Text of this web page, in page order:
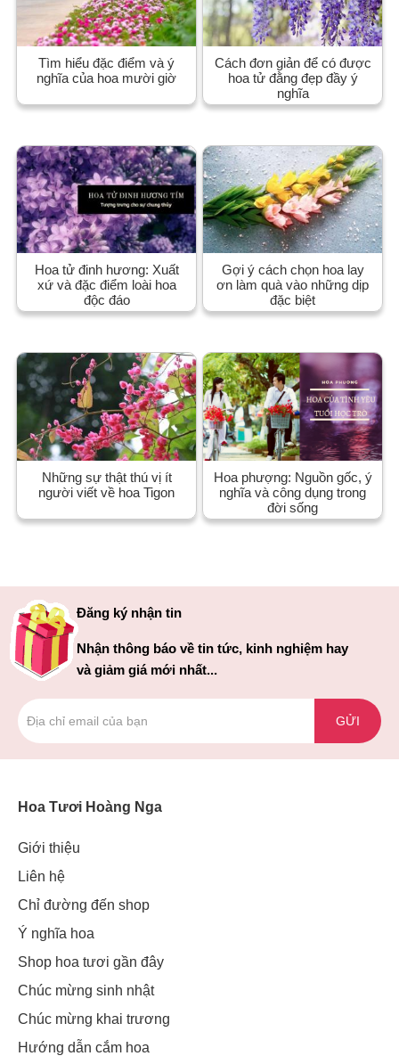
Tìm hiểu đặc điểm và ý
nghĩa của hoa mười giờ
Cách đơn giản để có được
hoa tử đằng đẹp đầy ý
nghĩa
Hoa tử đinh hương: Xuất
xứ và đặc điểm loài hoa
độc đáo
Gợi ý cách chọn hoa lay
ơn làm quà vào những dịp
đặc biệt
Những sự thật thú vị ít
người viết về hoa Tigon
Hoa phượng: Nguồn gốc, ý
nghĩa và công dụng trong
đời sống
Đăng ký nhận tin
Nhận thông báo về tin tức, kinh nghiệm hay
và giảm giá mới nhất...
GỬI
Hoa Tươi Hoàng Nga
Giới thiệu
Liên hệ
Chỉ đường đến shop
Ý nghĩa hoa
Shop hoa tươi gần đây
Chúc mừng sinh nhật
Chúc mừng khai trương
Hướng dẫn cắm hoa